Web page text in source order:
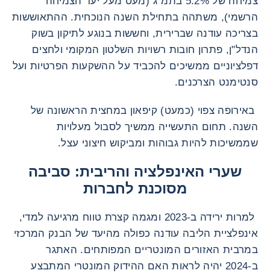
הרשמי), משתהה בתחילת השנה הנוכחית. ההתאוששות
בצריכה עודנה שברירית, וחששות בנוגע לתיקון בשוק
הנדל"ן, פתרון חובות רשויות השלטון המקומי ולחצים
דפלציוניים ממשיכים להכביד על ההשקעות הפרטיות ועל
סנטימנט הצרכנים.
באירופה צפוי (כמעט) קיפאון במחצית הראשונה של
השנה. תחום התעשייה ממשיך לסבול מעלויות
שממשיכות להיות גבוהות ומביקוש חיצוני עצל.
שערי האינפלציה והריבית: סביבה
מסוכנת לחברות
למרות ירידה ב-2023 ומגמה קצרת טווח מרגיעה למדי,
אינפלציית הליבה עודנה כפולה מהיעד של הבנק המרכזי
במרבית האזורים המונטריים המפותחים. האתגר
ב-2024 יהיה לראות האם ההידוק המונטרי המתבצע